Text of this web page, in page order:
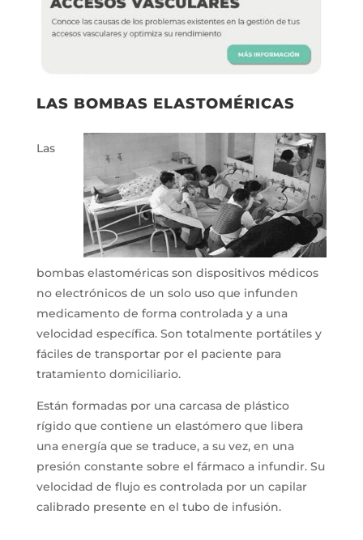
LAS BOMBAS ELASTOMÉRICAS
Las
bombas elastoméricas son dispositivos médicos
no electrónicos de un solo uso que infunden
medicamento de forma controlada y a una
velocidad específica. Son totalmente portátiles y
fáciles de transportar por el paciente para
tratamiento domiciliario.
Están formadas por una carcasa de plástico
rígido que contiene un elastómero que libera
una energía que se traduce, a su vez, en una
presión constante sobre el fármaco a infundir. Su
velocidad de flujo es controlada por un capilar
calibrado presente en el tubo de infusión.